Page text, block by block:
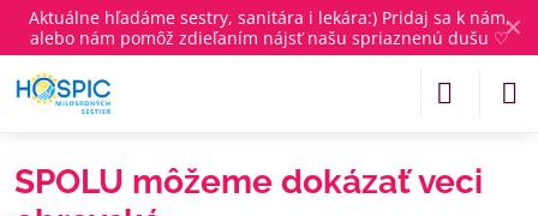
✕
Aktuálne hľadáme sestry, sanitára i lekára:) Pridaj sa k nám,
alebo nám pomôž zdieľaním nájsť našu spriaznenú dušu ♡
SPOLU môžeme dokázať veci